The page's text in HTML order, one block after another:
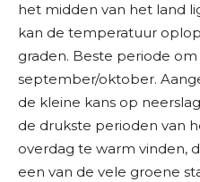
het midden van het land
kan de temperatuur
graden. Beste periode
september/oktober.
de kleine kans op
de drukste perioden van
overdag te warm vinden,
een van de vele groene